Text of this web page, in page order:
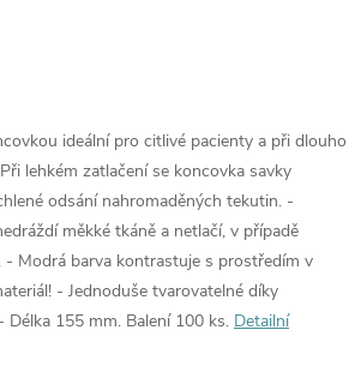
ideální pro citlivé pacienty a při dlouho
lehkém zatlačení se koncovka savky
odsání nahromaděných tekutin. -
měkké tkáně a netlačí, v případě
- Modrá barva kontrastuje s prostředím v
- Jednoduše tvarovatelné díky
Délka 155 mm. Balení 100 ks. Detailní